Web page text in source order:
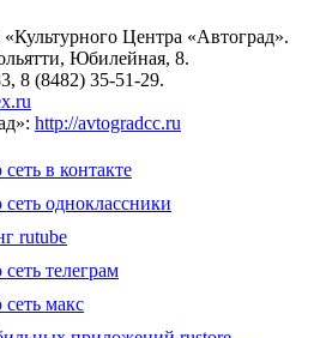
Центра «Автоград».
Юбилейная, 8.
8 (8482) 35-51-29.
http://avtogradcc.ru